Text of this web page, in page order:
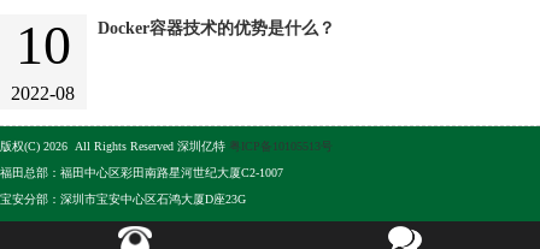
10
2022-08
Docker容器技术的优势是什么？
版权(C) 2026 All Rights Reserved 深圳亿特 粤ICP备10105513号
福田总部：福田中心区彩田南路星河世纪大厦C2-1007
宝安分部：深圳市宝安中心区石鸿大厦D座23G